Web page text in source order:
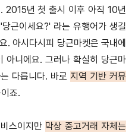
2015년 첫 출시 이후 아직 10년
근이세요?' 라는 유행어가 생길
. 아시다시피 당근마켓은 국내에
아니에요. 그러나 확실히 당근마
다릅니다. 바로 지역 기반 커뮤
죠.
스이지만 막상 중고거래 자체는